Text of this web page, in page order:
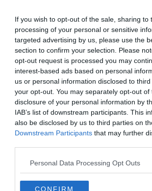
If you wish to opt-out of the sale, sharing to
processing of your personal or sensitive
targeted advertising by us, please use the
section to confirm your selection. Please
opt-out request is processed you may
interest-based ads based on personal
us or personal information disclosed to
your opt-out. You may separately opt-out of
disclosure of your personal information by
IAB’s list of downstream participants. This
also be disclosed by us to third parties on
Downstream Participants that may further
Personal Data Processing Opt Outs
CONFIRM
Crédit photo : Site
Agrandir la carte
Découvrez donc ici quelques-uns des
la ville de Catane. De la Piazza del
romain en passant par les jardins de la
château d’Ursino vous ne serez pas en
alors d’en demander davantage !
À lire aussi sur le guide